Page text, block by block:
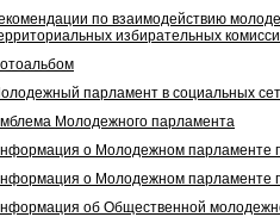
по взаимодействию
избирательных
парламент в социальных
Молодежного парламента
о Молодежном парламенте
о Молодежном парламенте
об Общественной